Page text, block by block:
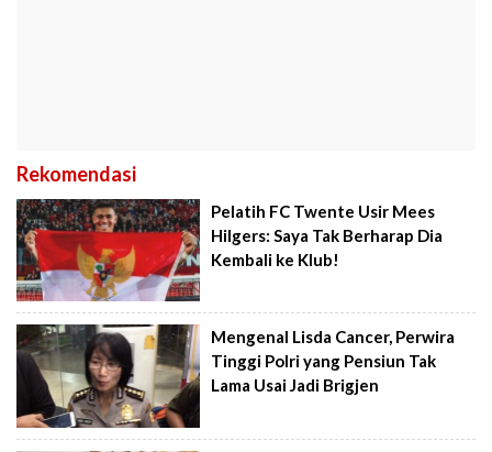
Rekomendasi
Pelatih FC Twente Usir Mees
Hilgers: Saya Tak Berharap Dia
Kembali ke Klub!
Mengenal Lisda Cancer, Perwira
Tinggi Polri yang Pensiun Tak
Lama Usai Jadi Brigjen